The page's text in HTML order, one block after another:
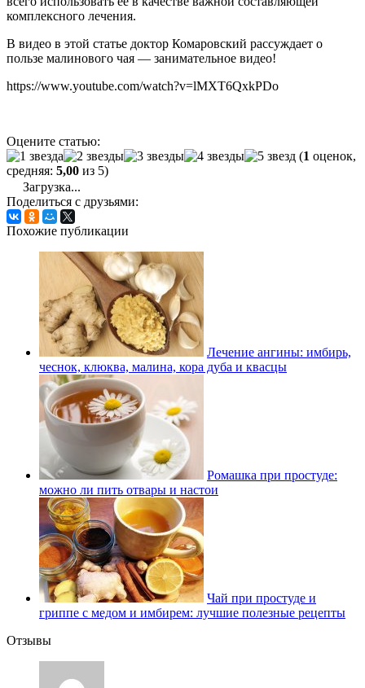
комплексного лечения.
В видео в этой статье доктор Комаровский рассуждает о
пользе малинового чая — занимательное видео!
https://www.youtube.com/watch?v=lMXT6QxkPDo
Оцените статью:
(1 оценок,
средняя: 5,00 из 5)
Загрузка...
Поделиться с друзьями:
Похожие публикации
Лечение ангины: имбирь,
чеснок, клюква, малина, кора дуба и квасцы
Ромашка при простуде:
можно ли пить отвары и настои
Чай при простуде и
гриппе с медом и имбирем: лучшие полезные рецепты
Отзывы